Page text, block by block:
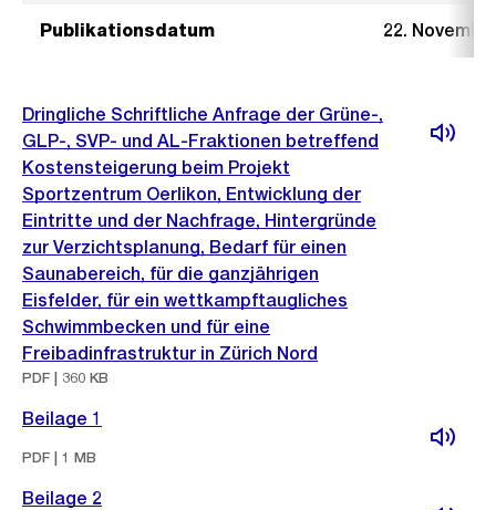
Publikationsdatum 22.
Dringliche Schriftliche Anfrage der Grüne-,
GLP-, SVP- und AL-Fraktionen betreffend
Kostensteigerung beim Projekt
Sportzentrum Oerlikon, Entwicklung der
Eintritte und der Nachfrage, Hintergründe
zur Verzichtsplanung, Bedarf für einen
Saunabereich, für die ganzjährigen
Eisfelder, für ein wettkampftaugliches
Schwimmbecken und für eine
Freibadinfrastruktur in Zürich Nord
PDF | 360 KB
Beilage 1
PDF | 1 MB
Beilage 2